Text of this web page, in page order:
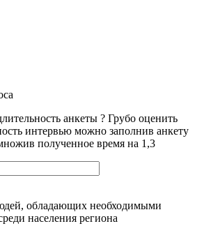
анкеты ? Грубо оценить
интервью можно заполнив анкету
полученное время на 1,3
обладающих необходимыми
населения региона